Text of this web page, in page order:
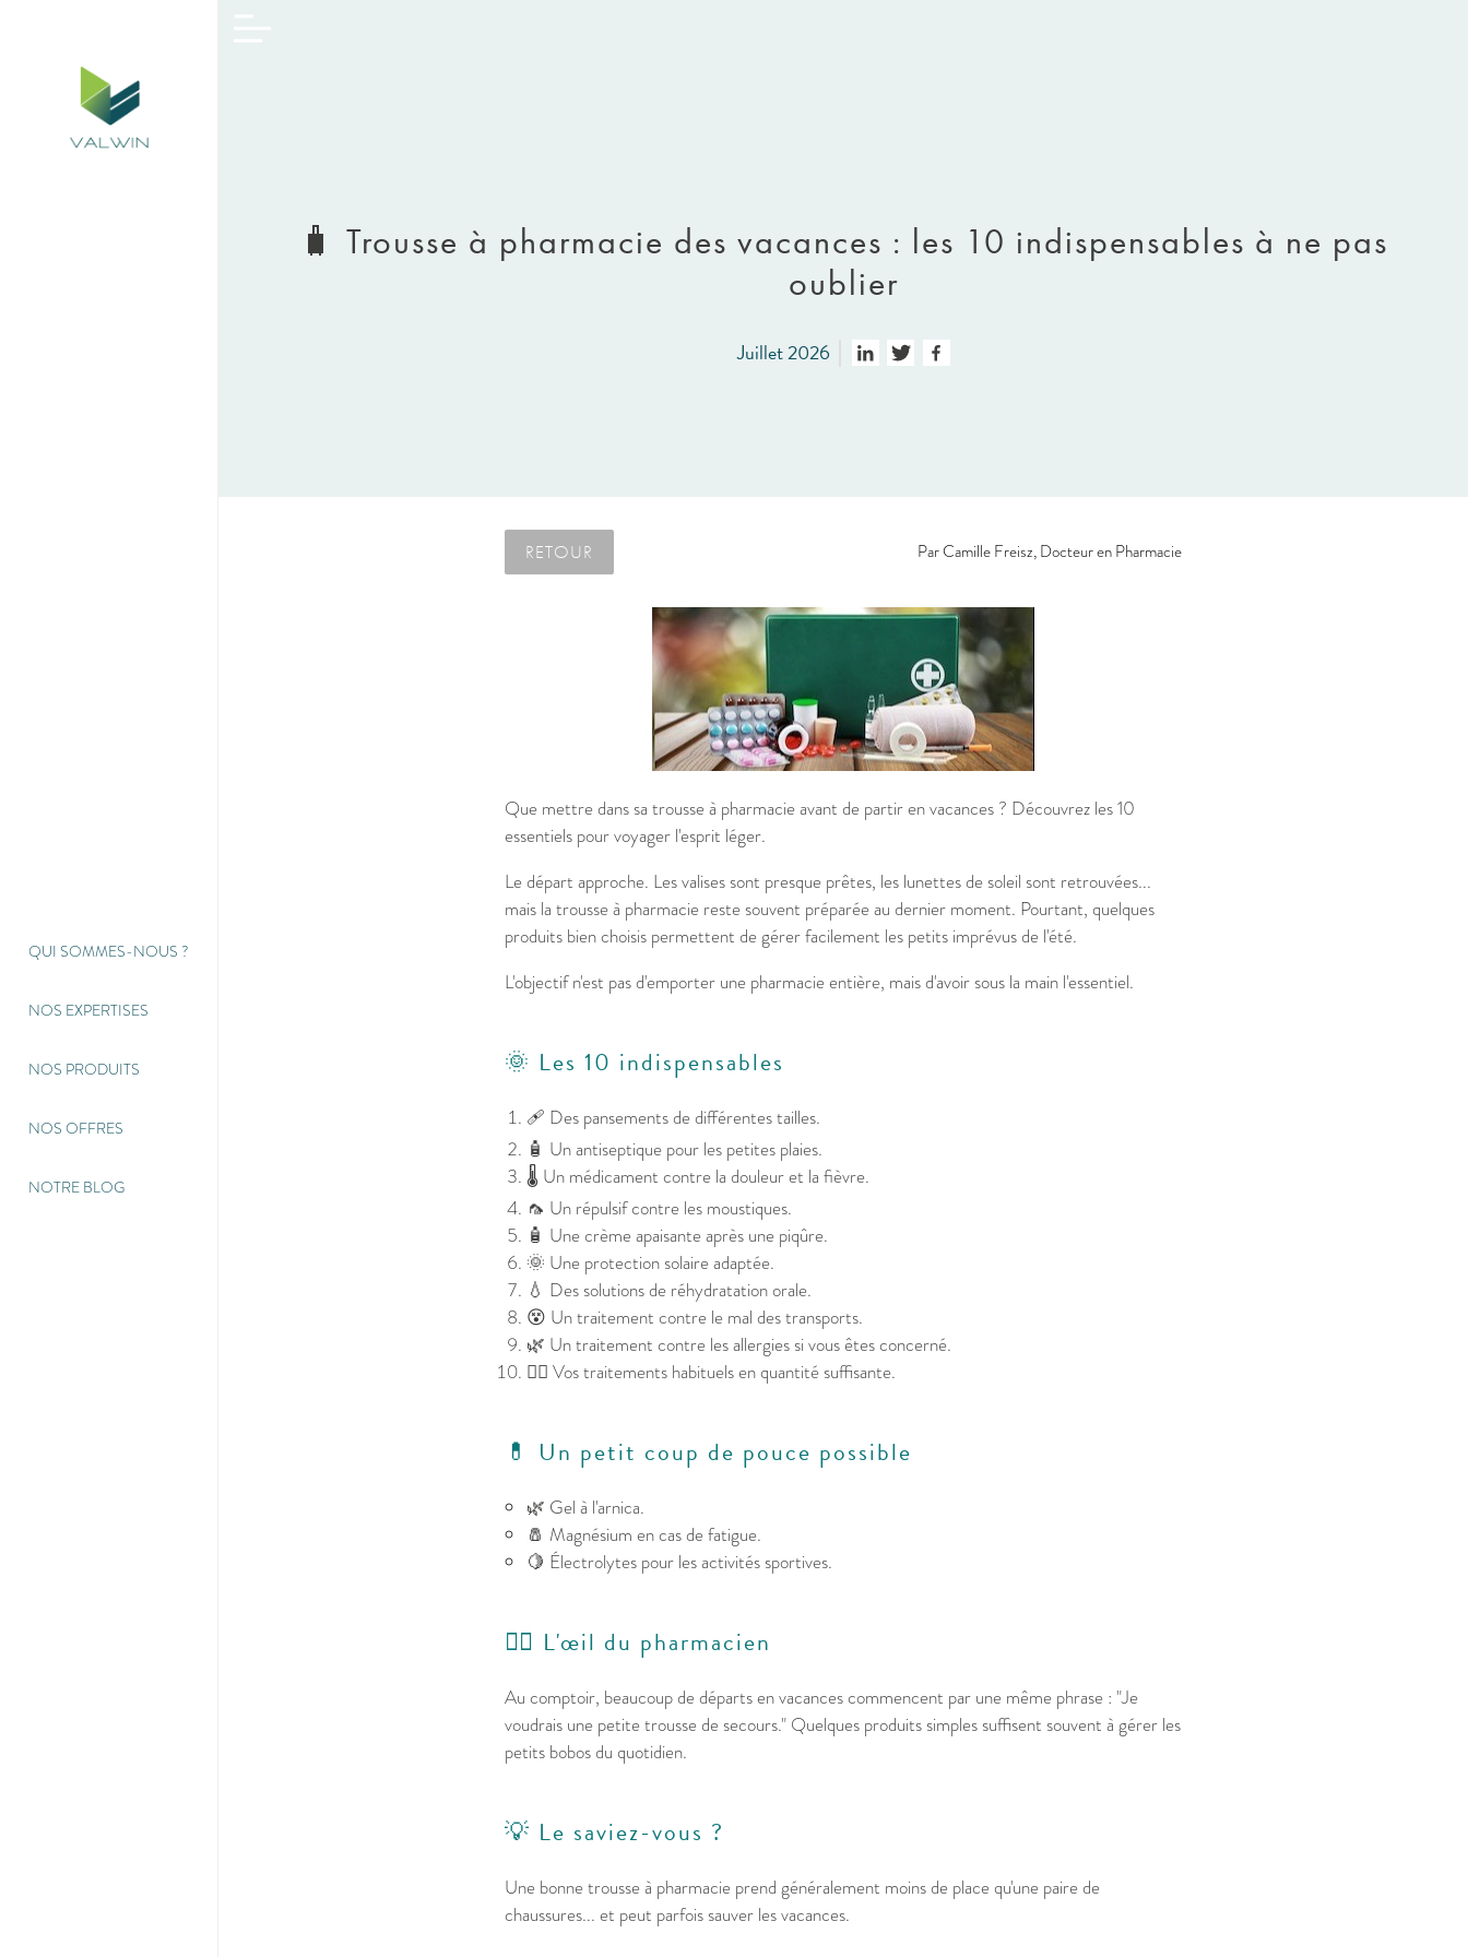
🧳 Trousse à pharmacie des vacances : les 10 indispensables à ne pas
oublier
Juillet 2026
RETOUR ParCamille Freisz, Docteur en Pharmacie
Que mettre dans sa trousse à pharmacie avant de partir en vacances ? Découvrez les 10
essentiels pour voyager l'esprit léger.
Le départ approche. Les valises sont presque prêtes, les lunettes de soleil sont retrouvées...
mais la trousse à pharmacie reste souvent préparée au dernier moment. Pourtant, quelques
produits bien choisis permettent de gérer facilement les petits imprévus de l'été.
L'objectif n'est pas d'emporter une pharmacie entière, mais d'avoir sous la main l'essentiel.
🌞 Les 10 indispensables
🩹 Des pansements de différentes tailles.
🧴 Un antiseptique pour les petites plaies.
🌡️ Un médicament contre la douleur et la fièvre.
🦟 Un répulsif contre les moustiques.
🧴 Une crème apaisante après une piqûre.
🌞 Une protection solaire adaptée.
💧 Des solutions de réhydratation orale.
😵 Un traitement contre le mal des transports.
🌿 Un traitement contre les allergies si vous êtes concerné.
👩‍⚕️ Vos traitements habituels en quantité suffisante.
💊 Un petit coup de pouce possible
🌿 Gel à l'arnica.
🧂 Magnésium en cas de fatigue.
🍋 Électrolytes pour les activités sportives.
👩‍⚕️ L'œil du pharmacien
Au comptoir, beaucoup de départs en vacances commencent par une même phrase : "Je
voudrais une petite trousse de secours." Quelques produits simples suffisent souvent à gérer les
petits bobos du quotidien.
💡 Le saviez-vous ?
Une bonne trousse à pharmacie prend généralement moins de place qu'une paire de
chaussures... et peut parfois sauver les vacances.
QUI SOMMES-NOUS ?
NOS EXPERTISES
NOS PRODUITS
NOS OFFRES
NOTRE BLOG